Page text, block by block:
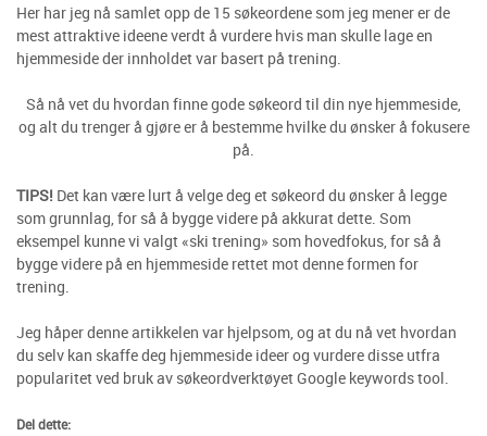
Her har jeg nå samlet opp de 15 søkeordene som jeg mener er de
mest attraktive ideene verdt å vurdere hvis man skulle lage en
hjemmeside der innholdet var basert på trening.
Så nå vet du hvordan finne gode søkeord til din nye hjemmeside,
og alt du trenger å gjøre er å bestemme hvilke du ønsker å fokusere
på.
TIPS! Det kan være lurt å velge deg et søkeord du ønsker å legge
som grunnlag, for så å bygge videre på akkurat dette. Som
eksempel kunne vi valgt «ski trening» som hovedfokus, for så å
bygge videre på en hjemmeside rettet mot denne formen for
trening.
Jeg håper denne artikkelen var hjelpsom, og at du nå vet hvordan
du selv kan skaffe deg hjemmeside ideer og vurdere disse utfra
popularitet ved bruk av søkeordverktøyet Google keywords tool.
Del dette: